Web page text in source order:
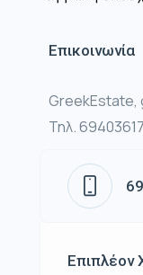
Επικοινωνία
GreekEstate,
Τηλ.
Επιπλέον